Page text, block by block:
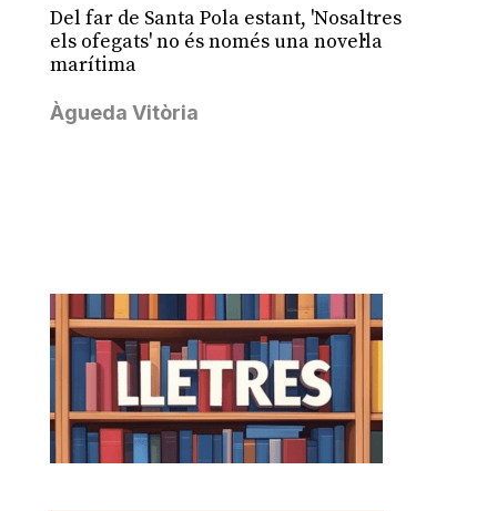
Del far de Santa Pola estant, 'Nosaltres
els ofegats' no és només una novel·la
marítima
Àgueda Vitòria